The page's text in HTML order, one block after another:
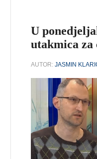
U
utakmica za
AUTOR:JASMIN